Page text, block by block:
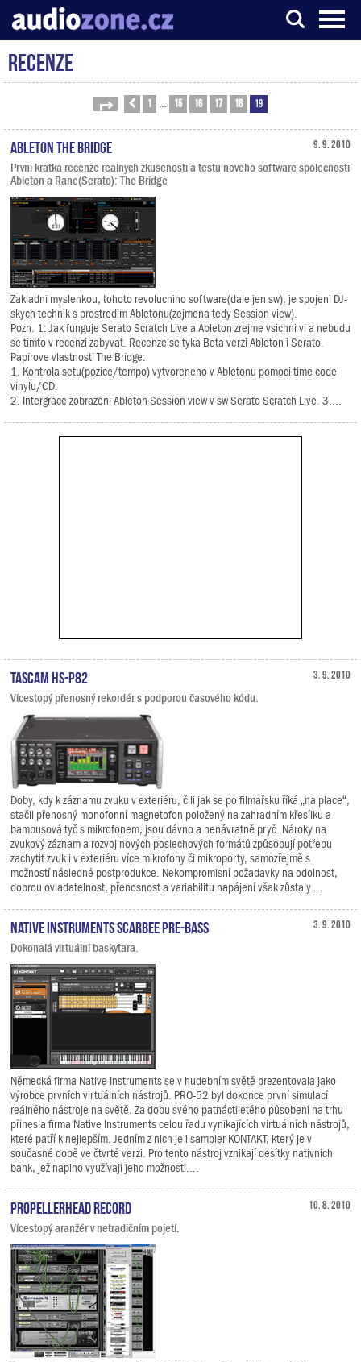
Server o digitálním zpracování zvuku
Recenze
Stránka 19Předchozí
1 15 16 17 18 19
9. 9. 2010
Ableton The Bridge
Prvni kratka recenze realnych zkusenosti a testu noveho software spolecnosti
Ableton a Rane(Serato): The Bridge
Zakladni myslenkou, tohoto revolucniho software(dale jen sw), je spojeni DJ-
skych technik s prostredim Abletonu(zejmena tedy Session view).
Pozn. 1: Jak funguje Serato Scratch Live a Ableton zrejme vsichni vi a nebudu
se timto v recenzi zabyvat. Recenze se tyka Beta verzi Ableton i Serato.
Papirove vlastnosti The Bridge:
1. Kontrola setu(pozice/tempo) vytvoreneho v Abletonu pomoci time code
vinylu/CD.
2. Intergrace zobrazeni Ableton Session view v sw Serato Scratch Live. 3....
3. 9. 2010
TASCAM HS-P82
Vícestopý přenosný rekordér s podporou časového kódu.
Doby, kdy k záznamu zvuku v exteriéru, čili jak se po filmařsku říká „na place“,
stačil přenosný monofonní magnetofon položený na zahradním křesílku a
bambusová tyč s mikrofonem, jsou dávno a nenávratně pryč. Nároky na
zvukový záznam a rozvoj nových poslechových formátů způsobují potřebu
zachytit zvuk i v exteriéru více mikrofony či mikroporty, samozřejmě s
možností následné postprodukce. Nekompromisní požadavky na odolnost,
dobrou ovladatelnost, přenosnost a variabilitu napájení však zůstaly....
3. 9. 2010
Native Instruments SCARBEE PRE-BASS
Dokonalá virtuální baskytara.
Německá firma Native Instruments se v hudebním světě prezentovala jako
výrobce prvních virtuálních nástrojů. PRO-52 byl dokonce první simulací
reálného nástroje na světě. Za dobu svého patnáctiletého působení na trhu
přinesla firma Native Instruments celou řadu vynikajících virtuálních nástrojů,
které patří k nejlepším. Jedním z nich je i sampler KONTAKT, který je v
současné době ve čtvrté verzi. Pro tento nástroj vznikají desítky nativních
bank, jež naplno využívají jeho možnosti....
10. 8. 2010
Propellerhead Record
Vícestopý aranžér v netradičním pojetí.